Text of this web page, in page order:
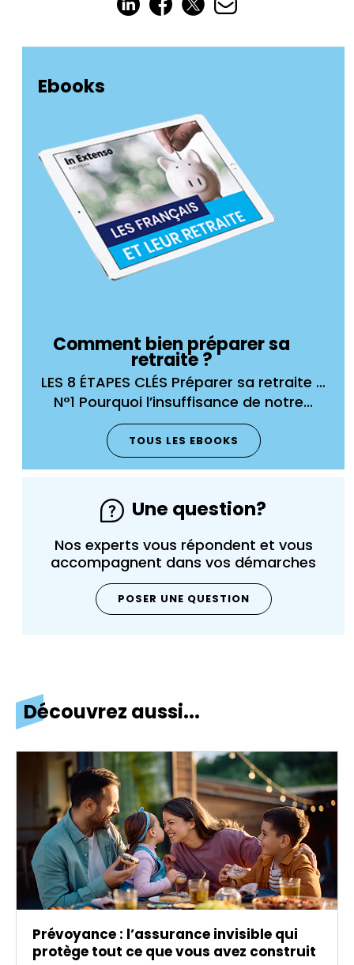
Ebooks
Comment bien préparer sa
retraite ?
LES 8 ÉTAPES CLÉS Préparer sa retraite …
N°1 Pourquoi l’insuffisance de notre...
TOUS LES EBOOKS
Une question?
Nos experts vous répondent et vous
accompagnent dans vos démarches
POSER UNE QUESTION
Découvrez aussi...
Prévoyance : l’assurance invisible qui
protège tout ce que vous avez construit